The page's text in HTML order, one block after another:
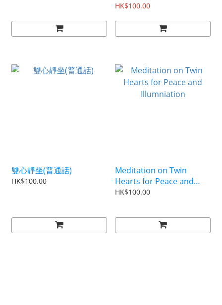
HK$100.00
雙心靜坐(普通話)
HK$100.00
Meditation on Twin
Hearts for Peace and
Illumniation
HK$100.00